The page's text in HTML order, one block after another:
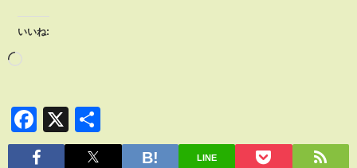
いいね:
Facebook
X
有
LINE